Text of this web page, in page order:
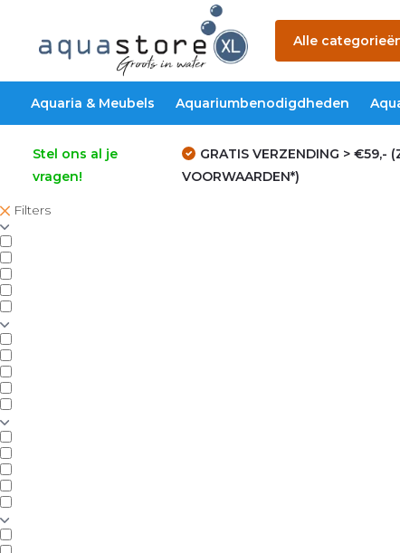
Alle
Aquaria & Meubels Aquariumbenodigdheden
Stel ons al je
vragen!
GRATIS VERZENDING > €59,-
VOORWAARDEN*)
Filters